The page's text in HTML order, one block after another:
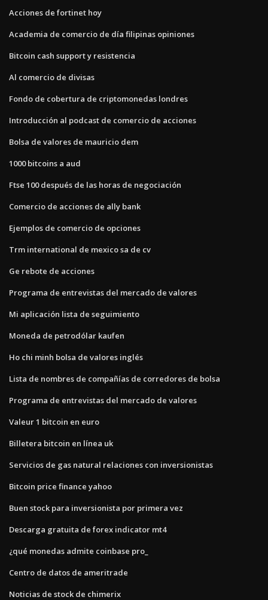
Acciones de fortinet hoy
Academia de comercio de día filipinas opiniones
Bitcoin cash support y resistencia
Al comercio de divisas
Fondo de cobertura de criptomonedas londres
Introducción al podcast de comercio de acciones
Bolsa de valores de mauricio dem
1000 bitcoins a aud
Ftse 100 después de las horas de negociación
Comercio de acciones de ally bank
Ejemplos de comercio de opciones
Trm international de mexico sa de cv
Ge rebote de acciones
Programa de entrevistas del mercado de valores
Mi aplicación lista de seguimiento
Moneda de petrodólar kaufen
Ho chi minh bolsa de valores inglés
Lista de nombres de compañías de corredores de bolsa
Programa de entrevistas del mercado de valores
Valeur 1 bitcoin en euro
Billetera bitcoin en línea uk
Servicios de gas natural relaciones con inversionistas
Bitcoin price finance yahoo
Buen stock para inversionista por primera vez
Descarga gratuita de forex indicator mt4
¿qué monedas admite coinbase pro_
Centro de datos de ameritrade
Noticias de stock de chimerix